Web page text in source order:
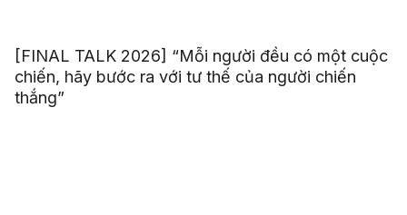
[FINAL TALK 2026] “Mỗi người đều có một cuộc
chiến, hãy bước ra với tư thế của người chiến
thắng”